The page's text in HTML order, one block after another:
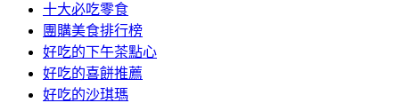
十大必吃零食
團購美食排行榜
好吃的下午茶點心
好吃的喜餅推薦
好吃的沙琪瑪